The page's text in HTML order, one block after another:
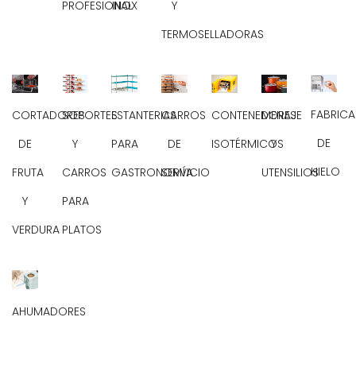
PROFESIONAL
INOX
Y
TERMOSELLADORAS
CORTADORES
DE
FRUTA
Y
VERDURA
SOPORTES
Y
CARROS
PARA
PLATOS
ESTANTERIAS
PARA
GASTRONOMÍA
CARROS
DE
SERVICIO
CONTENEDORES
ISOTÉRMICOS
MENAJE
Y
UTENSILIOS
DE
HIELO
AHUMADORES